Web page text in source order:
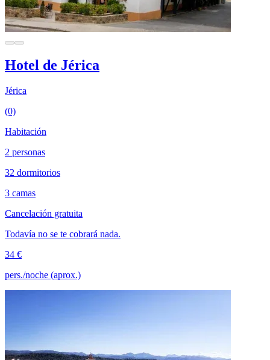
Hotel de Jérica
Jérica
(0)
Habitación
2 personas
32 dormitorios
3 camas
Cancelación gratuita
Todavía no se te cobrará nada.
34 €
pers./noche (aprox.)